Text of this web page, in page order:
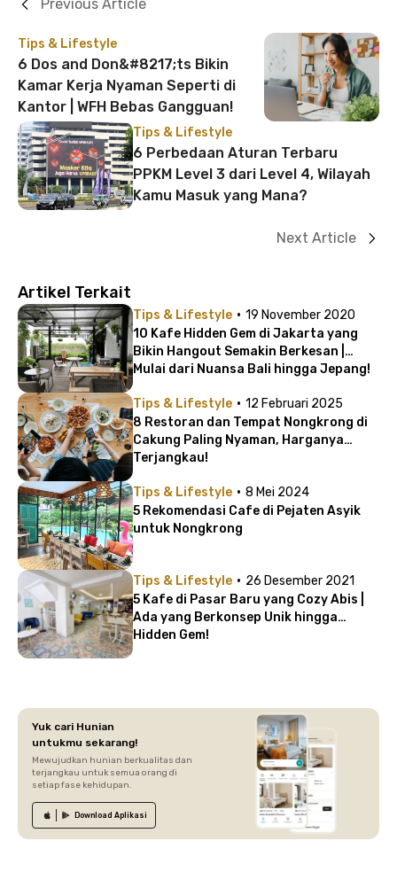
Tips & Lifestyle
6 Dos and Don&#8217;ts Bikin
Kamar Kerja Nyaman Seperti di
Kantor | WFH Bebas Gangguan!
Previous Article
Tips & Lifestyle
6 Perbedaan Aturan Terbaru
PPKM Level 3 dari Level 4, Wilayah
Kamu Masuk yang Mana?
Next Article
Artikel Terkait
Tips & Lifestyle · 19 November 2020
10 Kafe Hidden Gem di Jakarta yang
Bikin Hangout Semakin Berkesan |
Mulai dari Nuansa Bali hingga Jepang!
Tips & Lifestyle · 12 Februari 2025
8 Restoran dan Tempat Nongkrong di
Cakung Paling Nyaman, Harganya
Terjangkau!
Tips & Lifestyle · 8 Mei 2024
5 Rekomendasi Cafe di Pejaten Asyik
untuk Nongkrong
Tips & Lifestyle · 26 Desember 2021
5 Kafe di Pasar Baru yang Cozy Abis |
Ada yang Berkonsep Unik hingga
Hidden Gem!
Yuk cari Hunian
untukmu sekarang!
Mewujudkan hunian berkualitas dan
terjangkau untuk semua orang di
setiap fase kehidupan.
Download Aplikasi